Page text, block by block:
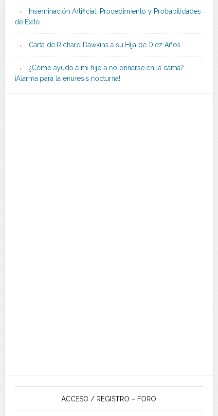
Inseminación Artificial: Procedimiento y Probabilidades
de Éxito
Carta de Richard Dawkins a su Hija de Diez Años
¿Cómo ayudo a mi hijo a no orinarse en la cama?
¡Alarma para la enuresis nocturna!
ACCESO / REGISTRO – FORO